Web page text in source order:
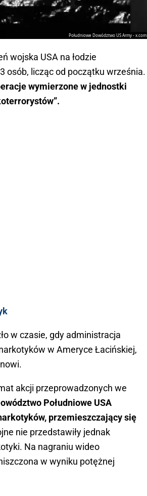
Południowe Dowództwo US Army - x.com
wojska USA na łodzie
osób, licząc od początku września.
wymierzone w jednostki
w czasie, gdy administracja
w Ameryce Łacińskiej,
akcji przeprowadzonych we
Południowe USA
przemieszczający się
nie przedstawiły jednak
Na nagraniu wideo
w wyniku potężnej